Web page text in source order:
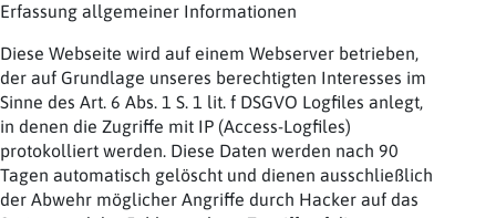
Erfassung allgemeiner Informationen
Diese Webseite wird auf einem Webserver betrieben,
der auf Grundlage unseres berechtigten Interesses im
Sinne des Art. 6 Abs. 1 S. 1 lit. f DSGVO Logfiles anlegt,
in denen die Zugriffe mit IP (Access-Logfiles)
protokolliert werden. Diese Daten werden nach 90
Tagen automatisch gelöscht und dienen ausschließlich
der Abwehr möglicher Angriffe durch Hacker auf das